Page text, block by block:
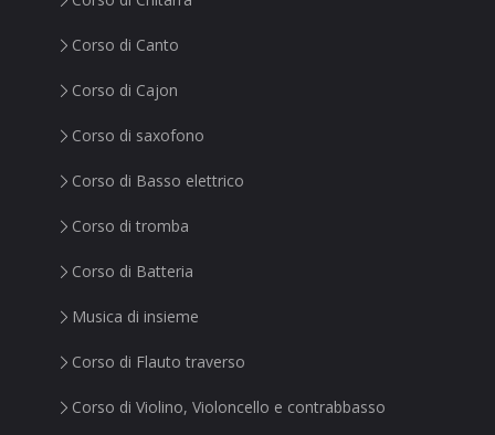
Corso di Canto
Corso di Cajon
Corso di saxofono
Corso di Basso elettrico
Corso di tromba
Corso di Batteria
Musica di insieme
Corso di Flauto traverso
Corso di Violino, Violoncello e contrabbasso